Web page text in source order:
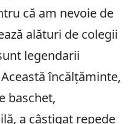
că am nevoie de
alături de colegii
legendarii
încălțăminte,
baschet,
a câștigat repede